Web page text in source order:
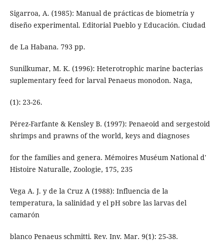
Sigarroa, A. (1985): Manual de prácticas de biometría y
diseño experimental. Editorial Pueblo y Educación. Ciudad
de La Habana. 793 pp.
Sunilkumar, M. K. (1996): Heterotrophic marine bacterias
suplementary feed for larval Penaeus monodon. Naga,
(1): 23-26.
Pérez-Farfante & Kensley B. (1997): Penaeoid and sergestoid
shrimps and prawns of the world, keys and diagnoses
for the families and genera. Mémoires Muséum National d'
Histoire Naturalle, Zoologie, 175, 235
Vega A. J. y de la Cruz A (1988): Influencia de la
temperatura, la salinidad y el pH sobre las larvas del
camarón
blanco Penaeus schmitti. Rev. Inv. Mar. 9(1): 25-38.